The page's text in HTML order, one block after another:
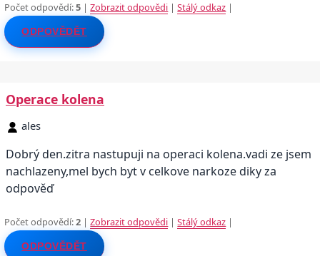
Počet odpovědí:5 |Zobrazit odpovědi |Stálý odkaz |
ODPOVĚDĚT
Operace kolena
ales
Dobrý den.zitra nastupuji na operaci kolena.vadi ze jsem
nachlazeny,mel bych byt v celkove narkoze diky za
odpověď
Počet odpovědí:2 |Zobrazit odpovědi |Stálý odkaz |
ODPOVĚDĚT